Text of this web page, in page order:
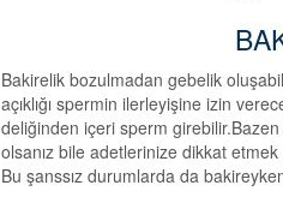
Bakirelik bozulmadan gebelik
açıklığı spermin ilerleyişine izin
deliğinden içeri sperm
olsanız bile adetlerinize dikkat etmek
Bu şanssız durumlarda da